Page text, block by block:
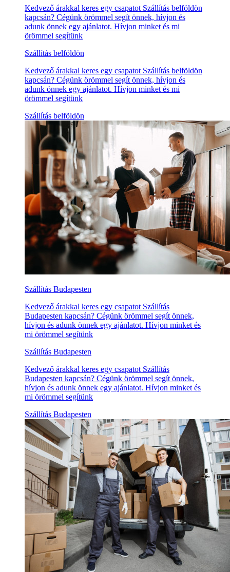
Kedvező árakkal keres egy csapatot Szállítás belföldön
kapcsán? Cégünk örömmel segít önnek, hívjon és
adunk önnek egy ajánlatot. Hívjon minket és mi
örömmel segítünk
Szállítás belföldön
Kedvező árakkal keres egy csapatot Szállítás belföldön
kapcsán? Cégünk örömmel segít önnek, hívjon és
adunk önnek egy ajánlatot. Hívjon minket és mi
örömmel segítünk
Szállítás belföldön
Szállítás Budapesten
Kedvező árakkal keres egy csapatot Szállítás
Budapesten kapcsán? Cégünk örömmel segít önnek,
hívjon és adunk önnek egy ajánlatot. Hívjon minket és
mi örömmel segítünk
Szállítás Budapesten
Kedvező árakkal keres egy csapatot Szállítás
Budapesten kapcsán? Cégünk örömmel segít önnek,
hívjon és adunk önnek egy ajánlatot. Hívjon minket és
mi örömmel segítünk
Szállítás Budapesten